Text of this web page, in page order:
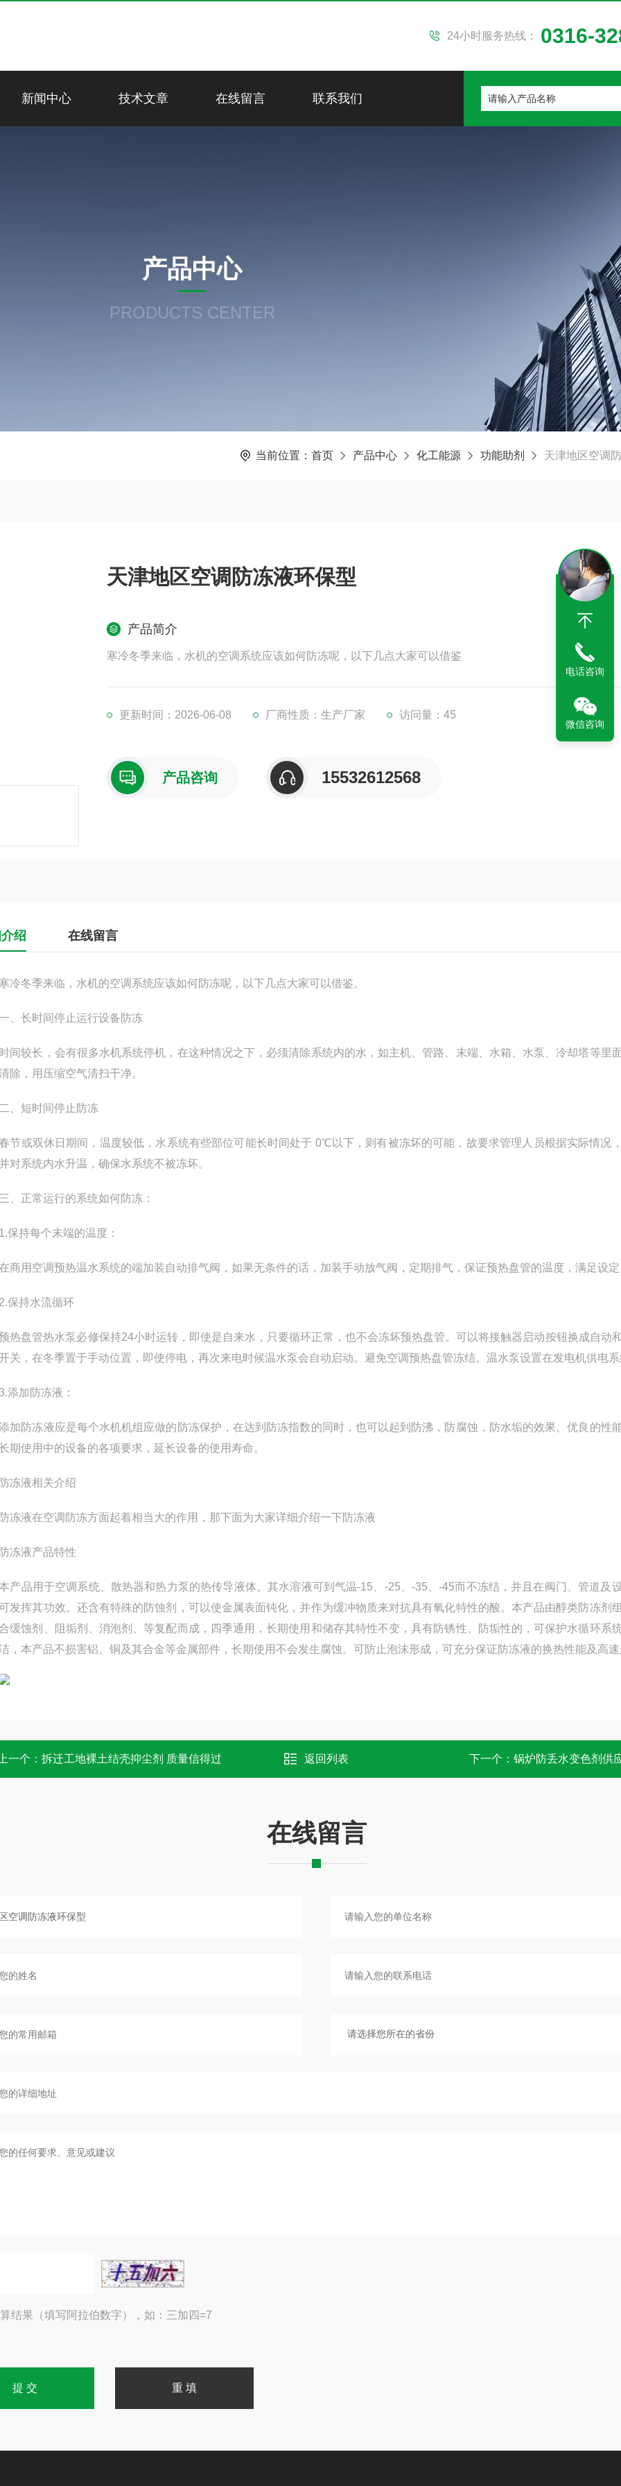
24小时服务热线： 0316-
新闻中心 技术文章 在线留言 联系我们
产品中心
PRODUCTS CENTER
当前位置： 首页 产品中心 化工能源 功能助剂 天津地区空调
天津地区空调防冻液环保型
产品简介
寒冷冬季来临，水机的空调系统应该如何防冻呢，以下几点大家可以借鉴
更新时间：2026-06-08 厂商性质：生产厂家 访问量：45
产品咨询 15532612568
绍 在线留言
季来临，水机的空调系统应该如何防冻呢，以下几点大家可以借鉴。
时间停止运行设备防冻
长，会有很多水机系统停机，在这种情况之下，必须清除系统内的水，如主机、管路、末端、水箱、水泵、冷却塔等里
除，用压缩空气清扫干净。
短时间停止防冻
双休日期间，温度较低，水系统有些部位可能长时间处于 0℃以下，则有被冻坏的可能，故要求管理人员根据实际情况
对系统内水升温，确保水系统不被冻坏。
常运行的系统如何防冻：
每个末端的温度：
空调预热温水系统的端加装自动排气阀，如果无条件的话，加装手动放气阀，定期排气，保证预热盘管的温度，满足设
持水流循环
管热水泵必修保持24小时运转，即使是自来水，只要循环正常，也不会冻坏预热盘管。可以将接触器启动按钮换成自动
关，在冬季置于手动位置，即使停电，再次来电时候温水泵会自动启动。避免空调预热盘管冻结。温水泵设置在发电机供电
防冻液：
冻液应是每个水机机组应做的防冻保护，在达到防冻指数的同时，也可以起到防沸，防腐蚀，防水垢的效果。优良的性
期使用中的设备的各项要求，延长设备的使用寿命。
液相关介绍
在空调防冻方面起着相当大的作用，那下面为大家详细介绍一下防冻液
液产品特性
用于空调系统、散热器和热力泵的热传导液体。其水溶液可到气温-15、-25、-35、-45而不冻结，并且在阀门、管道及
发挥其功效。还含有特殊的防蚀剂，可以使金属表面钝化，并作为缓冲物质来对抗具有氧化特性的酸。本产品由醇类防冻剂
缓蚀剂、阻垢剂、消泡剂、等复配而成，四季通用，长期使用和储存其特性不变，具有防锈性、防垢性的，可保护水循环系
，本产品不损害铝、铜及其合金等金属部件，长期使用不会发生腐蚀。可防止泡沫形成，可充分保证防冻液的换热性能及高
一个： 拆迁工地裸土结壳抑尘剂 质量信得过 返回列表 下一个： 锅炉防丢水变色剂供
在线留言
结果（填写阿拉伯数字），如：三加四=7
电话咨询
微信咨询